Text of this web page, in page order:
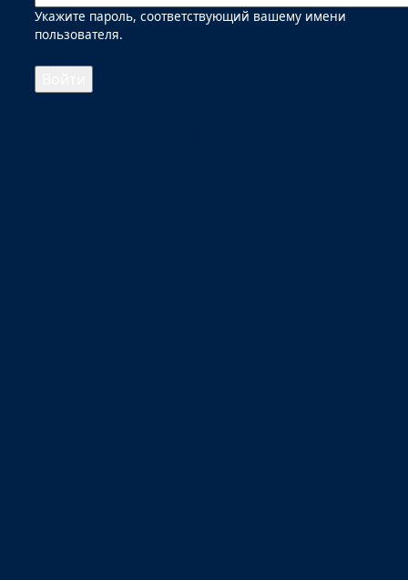
Укажите пароль, соответствующий вашему имени
пользователя.